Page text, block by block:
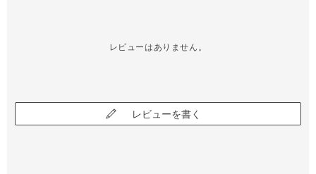
レビューはありません。
レビューを書く